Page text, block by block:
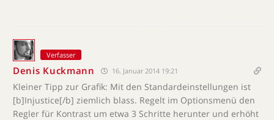
Verfasser
Denis Kuckmann 16. Januar 2014 19:21
Kleiner Tipp zur Grafik: Mit den Standardeinstellungen ist
[b]Injustice[/b] ziemlich blass. Regelt im Optionsmenü den
Regler für Kontrast um etwa 3 Schritte herunter und erhöht